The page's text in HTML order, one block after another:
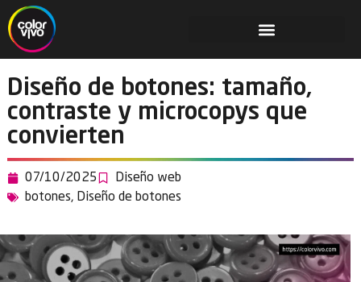
Diseño de botones: tamaño,
contraste y microcopys que
convierten
07/10/2025
Diseño web
botones, Diseño de botones